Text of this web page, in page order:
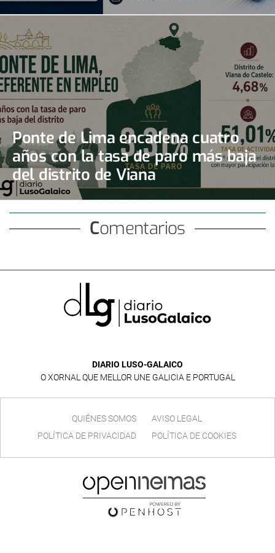
Ponte de Lima encadena cuatro
años con la tasa de paro más baja
del distrito de Viana
Comentarios
DIARIO LUSO-GALAICO
O XORNAL QUE MELLOR UNE GALICIA E PORTUGAL
QUIÉNES SOMOS
AVISO LEGAL
POLÍTICA DE PRIVACIDAD
POLÍTICA DE COOKIES